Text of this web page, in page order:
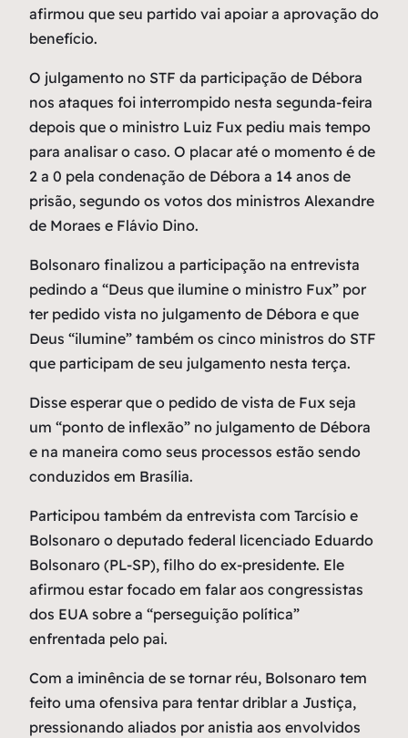
afirmou que seu partido vai apoiar a aprovação do
benefício.
O julgamento no STF da participação de Débora
nos ataques foi interrompido nesta segunda-feira
depois que o ministro Luiz Fux pediu mais tempo
para analisar o caso. O placar até o momento é de
2 a 0 pela condenação de Débora a 14 anos de
prisão, segundo os votos dos ministros Alexandre
de Moraes e Flávio Dino.
Bolsonaro finalizou a participação na entrevista
pedindo a “Deus que ilumine o ministro Fux” por
ter pedido vista no julgamento de Débora e que
Deus “ilumine” também os cinco ministros do STF
que participam de seu julgamento nesta terça.
Disse esperar que o pedido de vista de Fux seja
um “ponto de inflexão” no julgamento de Débora
e na maneira como seus processos estão sendo
conduzidos em Brasília.
Participou também da entrevista com Tarcísio e
Bolsonaro o deputado federal licenciado Eduardo
Bolsonaro (PL-SP), filho do ex-presidente. Ele
afirmou estar focado em falar aos congressistas
dos EUA sobre a “perseguição política”
enfrentada pelo pai.
Com a iminência de se tornar réu, Bolsonaro tem
feito uma ofensiva para tentar driblar a Justiça,
pressionando aliados por anistia aos envolvidos